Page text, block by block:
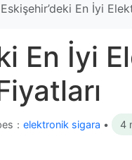
Eskişehir’deki En İyi
En İyi
： elektronik sigara • 4